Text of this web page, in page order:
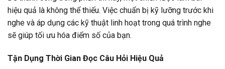
hiệu quả là không thể thiếu. Việc chuẩn bị kỹ lưỡng trước khi
nghe và áp dụng các kỹ thuật linh hoạt trong quá trình nghe
sẽ giúp tối ưu hóa điểm số của bạn.
Tận Dụng Thời Gian Đọc Câu Hỏi Hiệu Quả